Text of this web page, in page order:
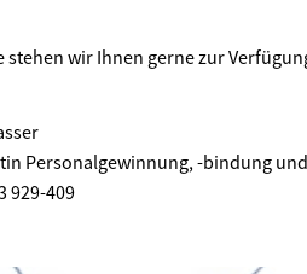
stehen wir Ihnen gerne zur
Personalgewinnung, -bindung
929-409